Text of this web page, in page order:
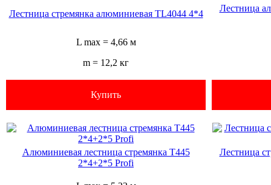
Лестница стремянка алюминиевая TL4044 4*4
Лестница
L max = 4,66 м
m = 12,2 кг
Купить
Алюминиевая лестница стремянка T445
2*4+2*5 Profi
Лестница